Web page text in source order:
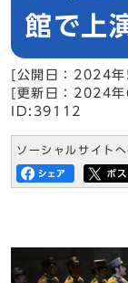
館で上
[公開日：2024
[更新日：2024年
ID:39112
ソーシャルサイト